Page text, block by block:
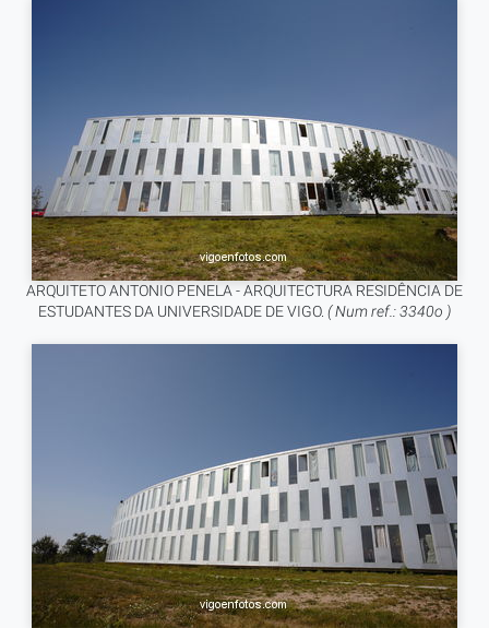
ARQUITETO ANTONIO PENELA - ARQUITECTURA RESIDÊNCIA DE
ESTUDANTES DA UNIVERSIDADE DE VIGO. ( Num ref.: 3340o )